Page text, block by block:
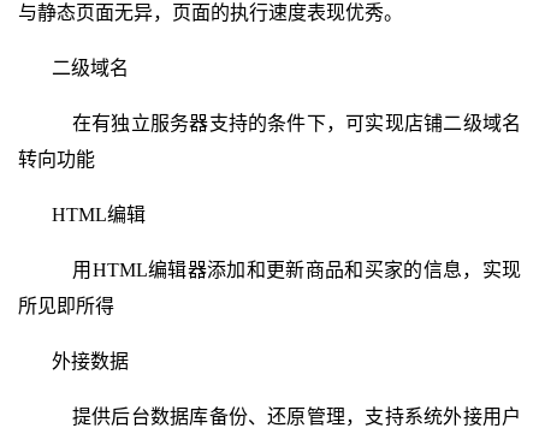
与静态页面无异，页面的执行速度表现优秀。
二级域名
在有独立服务器支持的条件下，可实现店铺二级域名
转向功能
HTML编辑
用HTML编辑器添加和更新商品和买家的信息，实现
所见即所得
外接数据
提供后台数据库备份、还原管理，支持系统外接用户